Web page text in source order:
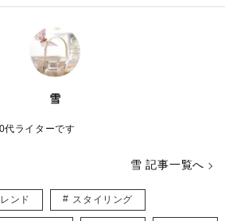
雪
代ライターです
雪 記事一覧へ
レンド スタイリング